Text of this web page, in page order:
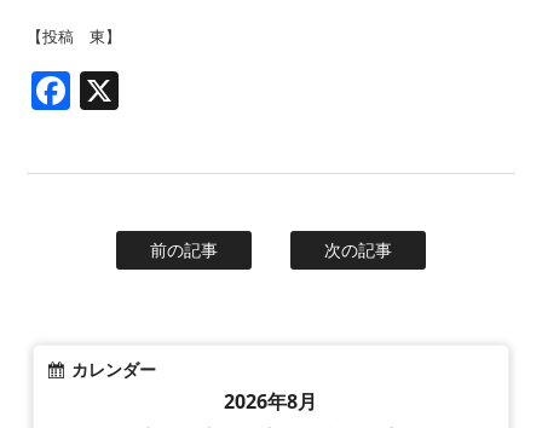
【投稿 東】
Facebook
前の記事 次の記事
カレンダー
2026年8月